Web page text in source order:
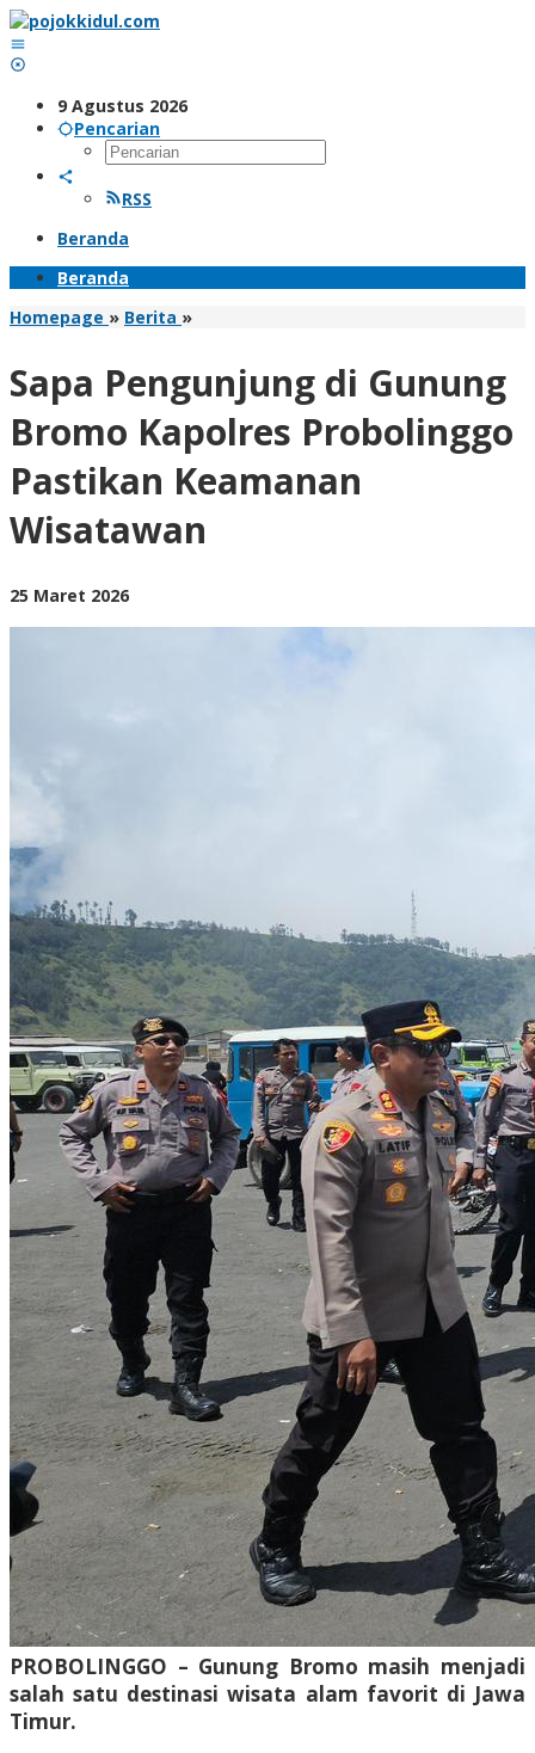
Lewati
ke
konten
9 Agustus 2026
Pencarian
RSS
Beranda
Beranda
Homepage » Berita »Sapa
Gunung
Bromo
Kapolres
Probolinggo
Pastikan
Keamanan
Wisatawan
Sapa Pengunjung di Gunung
Bromo Kapolres Probolinggo
Pastikan Keamanan
Wisatawan
25 Maret 2026oleh
PROBOLINGGO – Gunung Bromo masih menjadi
salah satu destinasi wisata alam favorit di Jawa
Timur.